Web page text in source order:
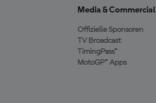
Media & Commercial
Offizielle Sponsoren
TV Broadcast
TimingPass™
MotoGP™ Apps